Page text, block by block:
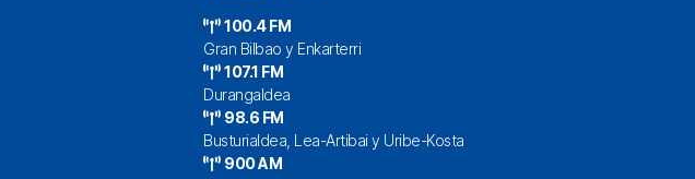
100.4 FM
Gran Bilbao y Enkarterri
107.1 FM
Durangaldea
98.6 FM
Busturialdea, Lea-Artibai y Uribe-Kosta
900 AM